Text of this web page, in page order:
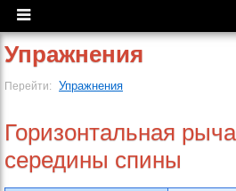
Упражнения
Перейти: Упражнения
Горизонтальная
середины спины